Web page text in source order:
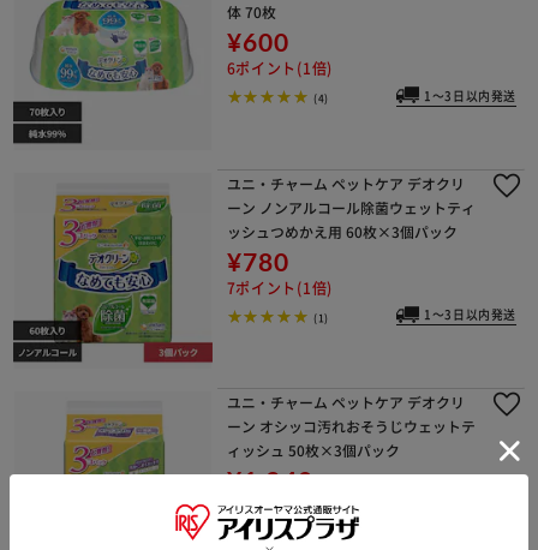
体 70枚
¥600
6ポイント(1倍)
(4) 1～3日以内発送
ユニ・チャーム ペットケア デオクリ
ーン ノンアルコール除菌ウェットティ
ッシュつめかえ用 60枚×3個パック
¥780
7ポイント(1倍)
(1) 1～3日以内発送
ユニ・チャーム ペットケア デオクリ
ーン オシッコ汚れおそうじウェットテ
ィッシュ 50枚×3個パック
¥1,240
12ポイント(1倍)
(0)